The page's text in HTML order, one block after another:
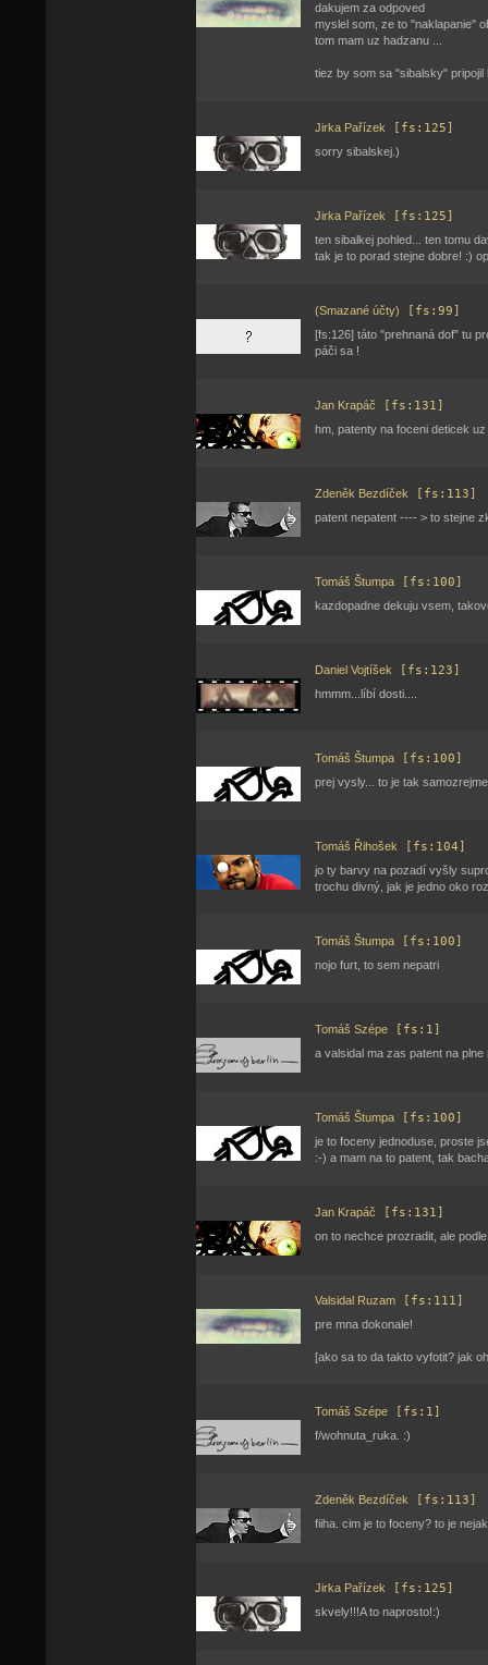
dakujem za odpoved
myslel som, ze to "naklapanie"
tom mam uz hadzanu ...
tiez by som sa "sibalsky"
Jirka Pařízek [fs:125]
sorry sibalskej.)
Jirka Pařízek [fs:125]
ten sibalkej pohled... ten tomu
tak je to porad stejne dobre! :)
(Smazané účty) [fs:99]
[fs:126] táto "prehnaná dof" tu
páči sa !
Jan Krapáč [fs:131]
hm, patenty na foceni deticek
Zdeněk Bezdíček [fs:113]
patent nepatent ---- > to stejne
Tomáš Štumpa [fs:100]
kazdopadne dekuju vsem,
Daniel Vojtíšek [fs:123]
hmmm...líbí dosti....
Tomáš Štumpa [fs:100]
prej vysly... to je tak
Tomáš Řihošek [fs:104]
jo ty barvy na pozadí vyšly
trochu divný, jak je jedno oko
Tomáš Štumpa [fs:100]
nojo furt, to sem nepatri
Tomáš Szépe [fs:1]
a valsidal ma zas patent na
Tomáš Štumpa [fs:100]
je to foceny jednoduse, proste
:-) a mam na to patent, tak
Jan Krapáč [fs:131]
on to nechce prozradit, ale
Valsidal Ruzam [fs:111]
pre mna dokonale!
[ako sa to da takto vyfotit? jak
Tomáš Szépe [fs:1]
f/wohnuta_ruka. :)
Zdeněk Bezdíček [fs:113]
fiiha. cim je to foceny? to je
Jirka Pařízek [fs:125]
skvely!!!A to naprosto!:)